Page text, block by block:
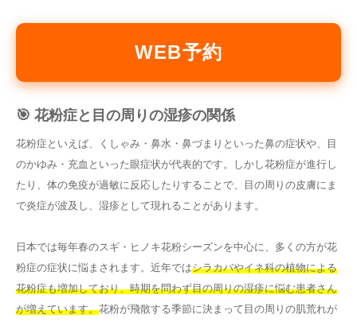
WEB予約
🎯 花粉症と目の周りの湿疹の関係
花粉症といえば、くしゃみ・鼻水・鼻づまりといった鼻の症状や、目
のかゆみ・充血といった眼症状が代表的です。しかし花粉症が進行し
たり、体の免疫が過敏に反応したりすることで、目の周りの皮膚にま
で炎症が波及し、湿疹として現れることがあります。
日本では毎年春のスギ・ヒノキ花粉シーズンを中心に、多くの方が花
粉症の症状に悩まされます。近年ではシラカバやイネ科の植物による
花粉症も増加しており、時期を問わず目の周りの湿疹に悩む患者さん
が増えています。花粉が飛散する季節に決まって目の周りの肌荒れが